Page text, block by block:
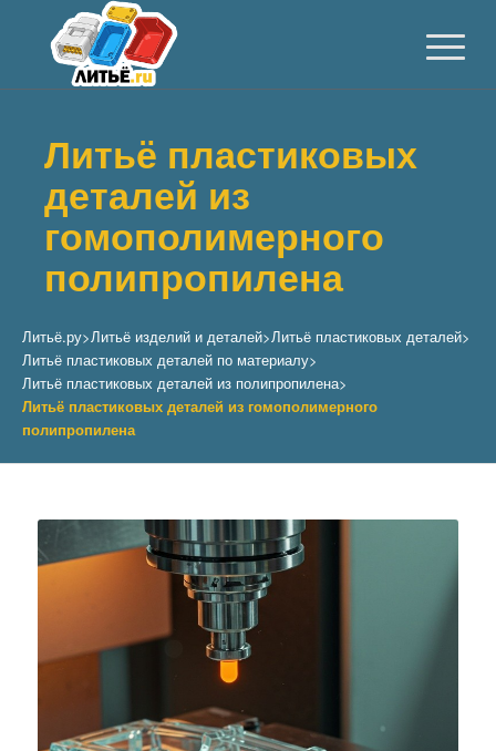
Литьё пластиковых
деталей из
гомополимерного
полипропилена
Литьё.ру>Литьё изделий и деталей>Литьё пластиковых деталей>
Литьё пластиковых деталей по материалу>
Литьё пластиковых деталей из полипропилена>
Литьё пластиковых деталей из гомополимерного
полипропилена